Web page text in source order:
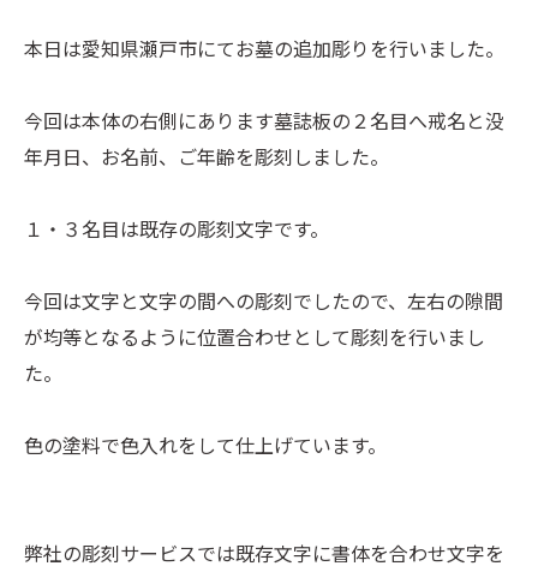
本日は愛知県瀬戸市にてお墓の追加彫りを行いました。
今回は本体の右側にあります墓誌板の２名目へ戒名と没
年月日、お名前、ご年齢を彫刻しました。
１・３名目は既存の彫刻文字です。
今回は文字と文字の間への彫刻でしたので、左右の隙間
が均等となるように位置合わせとして彫刻を行いまし
た。
色の塗料で色入れをして仕上げています。
弊社の彫刻サービスでは既存文字に書体を合わせ文字を